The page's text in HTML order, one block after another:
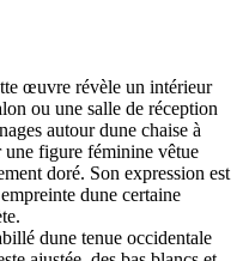
œuvre révèle un intérieur
ou une salle de réception
autour dune chaise à
une figure féminine vêtue
doré. Son expression est
dune certaine
dune tenue occidentale